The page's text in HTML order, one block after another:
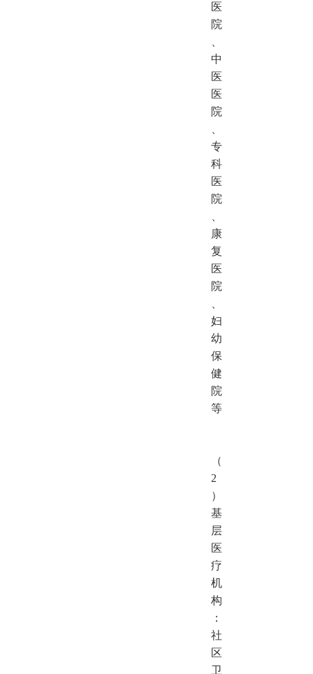
医
院
中
医
医
院
专
科
医
院
康
复
医
院
妇
幼
保
健
院
等
（
2
）
基
层
医
疗
机
构
：
社
区
卫